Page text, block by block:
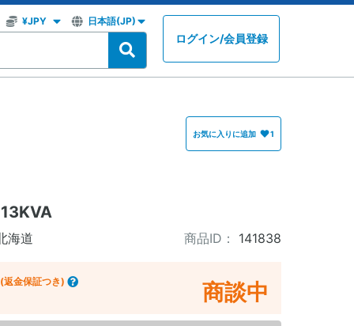
ログイン/会員登録
お気に入りに追加 1
海道 商品ID： 141838
(返金保証つき) 商談中